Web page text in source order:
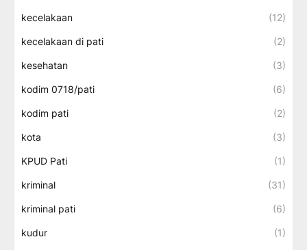
kecelakaan (12)
kecelakaan di pati (2)
kesehatan (3)
kodim 0718/pati (6)
kodim pati (2)
kota (3)
KPUD Pati (1)
kriminal (31)
kriminal pati (6)
kudur (1)